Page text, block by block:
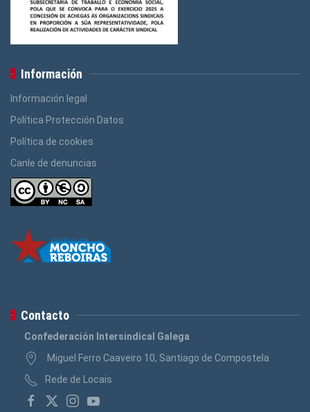
Información
Información legal
Política Protección Datos
Política de cookies
Canle de denuncias
Contacto
Confederación Intersindical Galega
Miguel Ferro Caaveiro 10, Santiago de Compostela
Rede de Locais